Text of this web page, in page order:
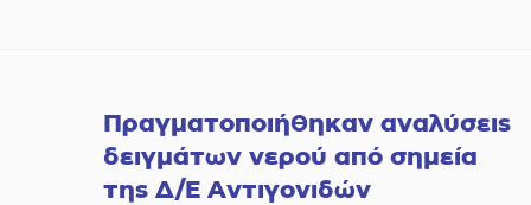
Πραγματοποιήθηκαν αναλύσεις
δειγμάτων νερού από σημεία
της Δ/Ε Αντιγονιδών